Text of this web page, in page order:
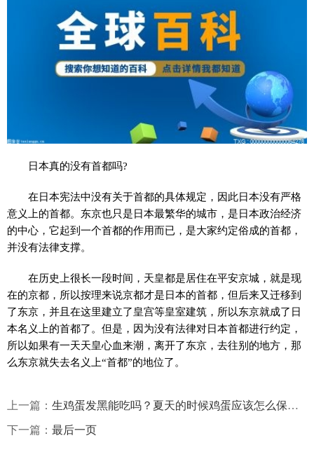
日本真的没有首都吗?
在日本宪法中没有关于首都的具体规定，因此日本没有严格
意义上的首都。东京也只是日本最繁华的城市，是日本政治经济
的中心，它起到一个首都的作用而已，是大家约定俗成的首都，
并没有法律支撑。
在历史上很长一段时间，天皇都是居住在平安京城，就是现
在的京都，所以按理来说京都才是日本的首都，但后来又迁移到
了东京，并且在这里建立了皇宫等皇室建筑，所以东京就成了日
本名义上的首都了。但是，因为没有法律对日本首都进行约定，
所以如果有一天天皇心血来潮，离开了东京，去往别的地方，那
么东京就失去名义上“首都”的地位了。
上一篇： 生鸡蛋发黑能吃吗？夏天的时候鸡蛋应该怎么保存？
下一篇： 最后一页